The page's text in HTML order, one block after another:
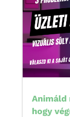
Animáld
hogy